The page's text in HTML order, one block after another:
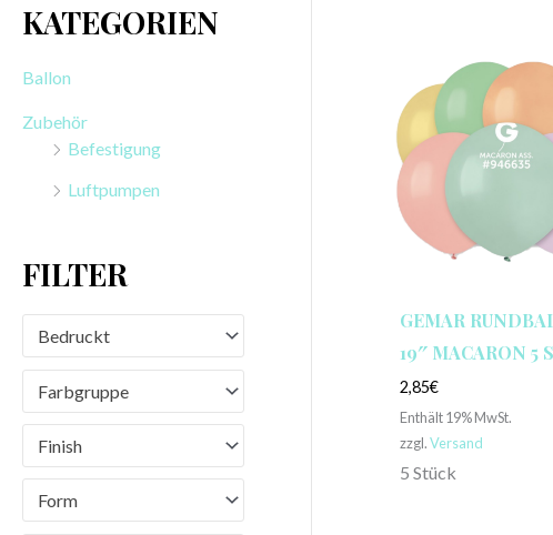
h
n
KATEGORIEN
Ballon
Zubehör
Befestigung
Luftpumpen
FILTER
Bedruckt
Farbgruppe
Finish
Form
GEMAR
19″ MACARON 5
2,85€
Enthält 19% MwSt.
zzgl.Versand
5 Stück